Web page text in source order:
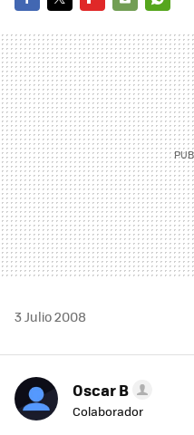
MAIL
3 Julio 2008
Oscar B
Colaborador